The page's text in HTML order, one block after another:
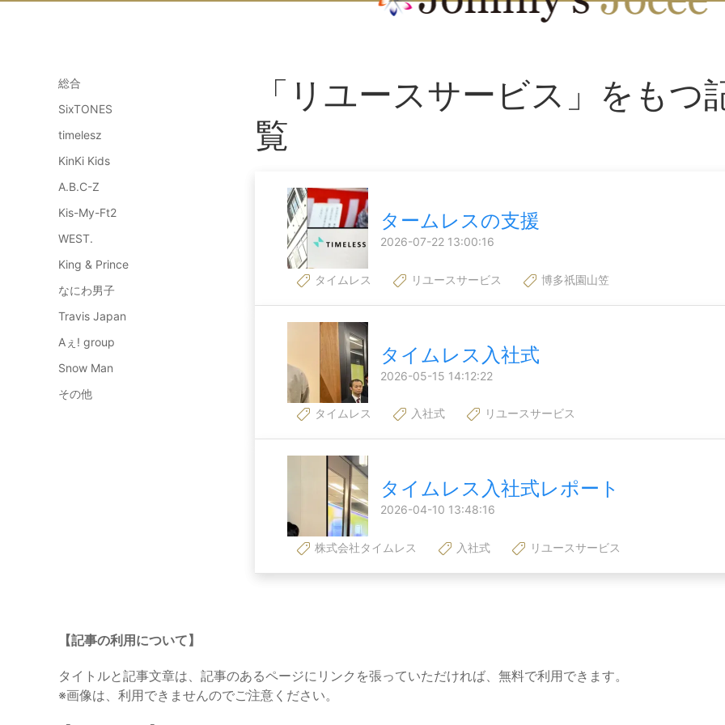
総合
SixTONES
timelesz
KinKi Kids
A.B.C-Z
Kis-My-Ft2
WEST.
King & Prince
なにわ男子
Travis Japan
Aぇ! group
Snow Man
その他
「リユースサービス」をもつ
覧
タームレスの支援
2026-07-22 13:00:16
タイムレス リユースサービス 博多祇園山笠
タイムレス入社式
2026-05-15 14:12:22
タイムレス 入社式 リユースサービス
タイムレス入社式レポート
2026-04-10 13:48:16
株式会社タイムレス 入社式 リユースサービス
【記事の利用について】
タイトルと記事文章は、記事のあるページにリンクを張っていただければ、無料で利用できます。
※画像は、利用できませんのでご注意ください。